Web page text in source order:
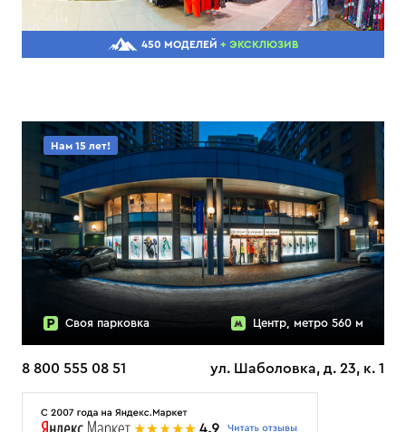
450 МОДЕЛЕЙ + ЭКСКЛЮЗИВ
Нам 15 лет!
Своя парковка Центр, метро 560 м
8 800 555 08 51 ул. Шаболовка, д. 23, к. 1